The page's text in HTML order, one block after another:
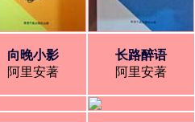
向晚小影
阿里安著
长路醉语
阿里安著